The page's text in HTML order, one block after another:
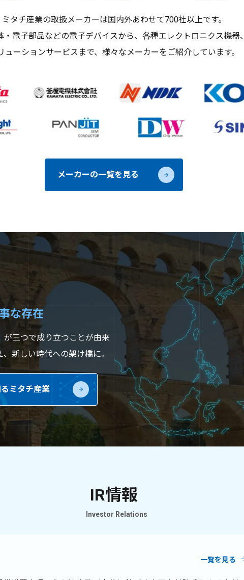
ミタチ産業の取扱メーカーは国内外あわせて700社以上です。
・電子部品などの電子デバイスから、各種エレクトロニクス機器、
ューションサービスまで、様々なメーカーをご紹介しています。
メーカーの一覧を見る
な存在
三つで成り立つことが由来
新しい時代への架け橋に。
ミタチ産業
IR情報
Investor Relations
一覧を見る